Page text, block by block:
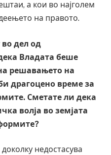
а кои во најголем
на правото.
дел од
Владата беше
решавањето на
драгоцено време за
Сметате ли дека
волја во земјата
недостасува